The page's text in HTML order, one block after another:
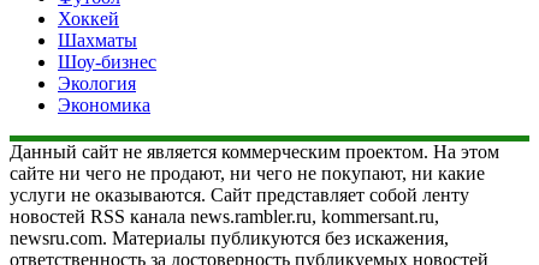
Хоккей
Шахматы
Шоу-бизнес
Экология
Экономика
Данный сайт не является коммерческим проектом. На этом
сайте ни чего не продают, ни чего не покупают, ни какие
услуги не оказываются. Сайт представляет собой ленту
новостей RSS канала news.rambler.ru, kommersant.ru,
newsru.com. Материалы публикуются без искажения,
ответственность за достоверность публикуемых новостей